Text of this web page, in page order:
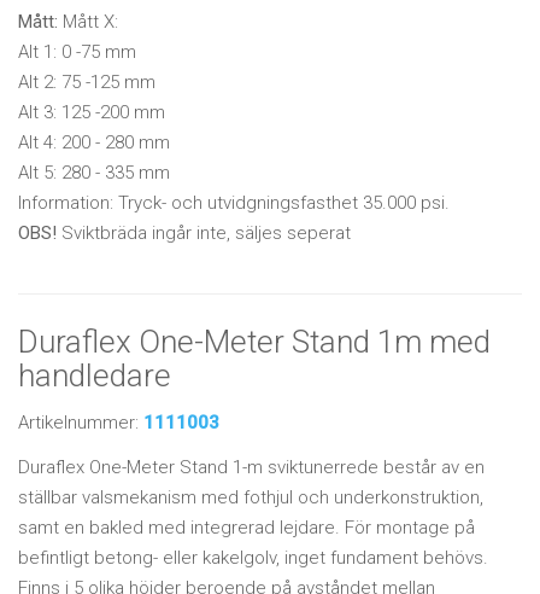
Mått: Mått X:
Alt 1: 0 -75 mm
Alt 2: 75 -125 mm
Alt 3: 125 -200 mm
Alt 4: 200 - 280 mm
Alt 5: 280 - 335 mm
Information: Tryck- och utvidgningsfasthet 35.000 psi.
OBS! Sviktbräda ingår inte, säljes seperat
Duraflex One-Meter Stand 1m med
handledare
Artikelnummer: 1111003
Duraflex One-Meter Stand 1-m sviktunerrede består av en
ställbar valsmekanism med fothjul och underkonstruktion,
samt en bakled med integrerad lejdare. För montage på
befintligt betong- eller kakelgolv, inget fundament behövs.
Finns i 5 olika höjder beroende på avståndet mellan